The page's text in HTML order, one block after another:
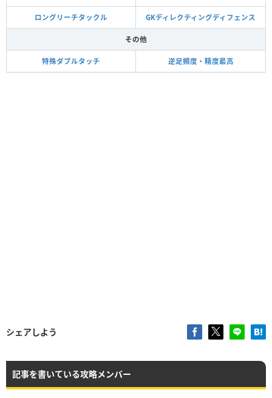
ロングリーチタックル GKディレクティングディフェンス
その他
特殊ダブルタッチ 逆足頻度・精度最高
シェアしよう
記事を書いている攻略メンバー